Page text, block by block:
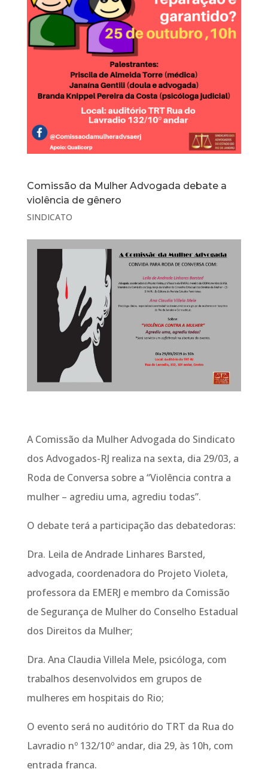
Comissão da Mulher Advogada debate a
violência de gênero
SINDICATO
A Comissão da Mulher Advogada do Sindicato
dos Advogados-RJ realiza na sexta, dia 29/03, a
Roda de Conversa sobre a “Violência contra a
mulher – agrediu uma, agrediu todas”.
O debate terá a participação das debatedoras:
Dra. Leila de Andrade Linhares Barsted,
advogada, coordenadora do Projeto Violeta,
professora da EMERJ e membro da Comissão
de Segurança de Mulher do Conselho Estadual
dos Direitos da Mulher;
Dra. Ana Claudia Villela Mele, psicóloga, com
trabalhos desenvolvidos em grupos de
mulheres em hospitais do Rio;
O evento será no auditório do TRT da Rua do
Lavradio nº 132/10º andar, dia 29, às 10h, com
entrada franca.